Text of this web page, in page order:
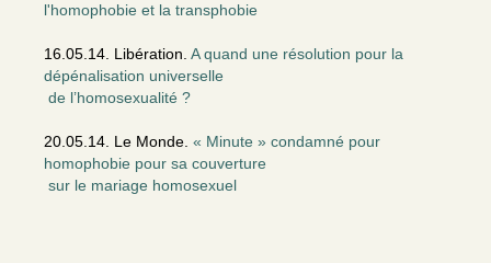
l'homophobie et la transphobie
16.05.14. Libération. A quand une résolution pour la
dépénalisation universelle
de l’homosexualité ?
20.05.14. Le Monde. « Minute » condamné pour
homophobie pour sa couverture
sur le mariage homosexuel